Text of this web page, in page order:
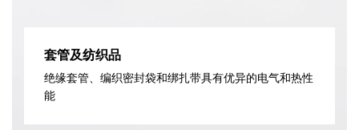
套管及纺织品
绝缘套管、编织密封袋和绑扎带具有优异的电气和热性
能